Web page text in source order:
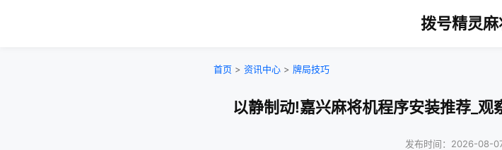
拨号精灵
首页 > 资讯中心 > 牌局技巧
以静制动!嘉兴麻将机程序安装推荐_
发布时间：2026-08-